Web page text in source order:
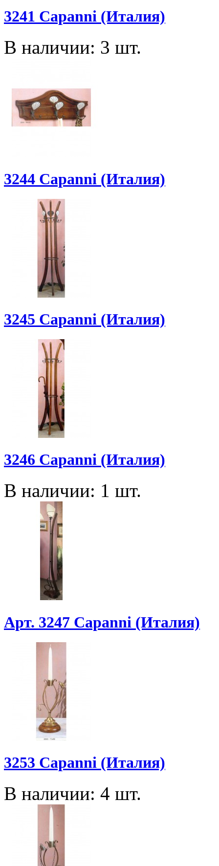
3241 Capanni (Италия)
В наличии: 3 шт.
3244 Capanni (Италия)
3245 Capanni (Италия)
3246 Capanni (Италия)
В наличии: 1 шт.
Арт. 3247 Capanni (Италия)
3253 Capanni (Италия)
В наличии: 4 шт.